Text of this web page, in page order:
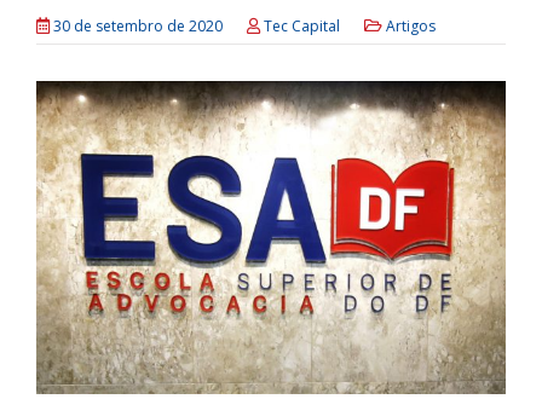
30 de setembro de 2020 Tec Capital Artigos